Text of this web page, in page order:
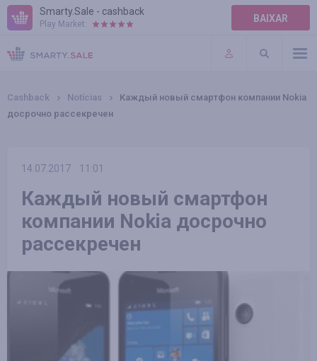
Smarty.Sale - cashback
Play Market: BAIXAR
AJUDA
TERMOS DE USO
Cashback Notícias
Каждый новый смартфон компании Nokia
досрочно рассекречен
14.07.2017 11:01
Каждый новый смартфон
компании Nokia досрочно
рассекречен